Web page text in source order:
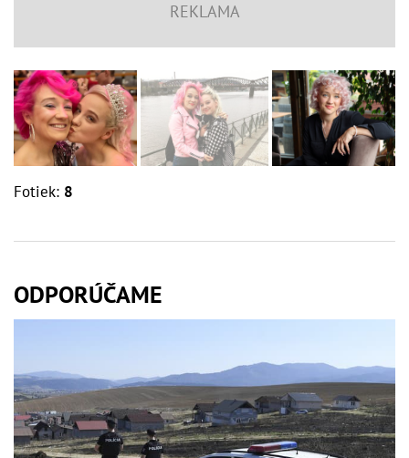
Fotiek: 8
ODPORÚČAME